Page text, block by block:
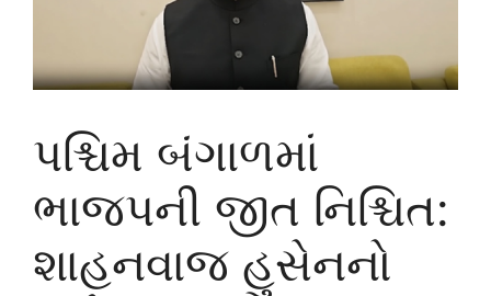
પશ્ચિમ બંગાળમાં
ભાજપની જીત નિશ્ચિત:
શાહનવાજ હુસેનનો